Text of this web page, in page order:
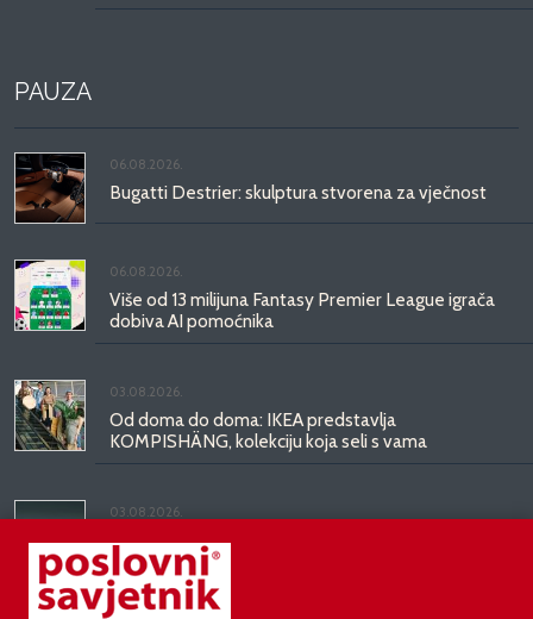
PAUZA
06.08.2026.
Bugatti Destrier: skulptura stvorena za vječnost
06.08.2026.
Više od 13 milijuna Fantasy Premier League igrača
dobiva AI pomoćnika
03.08.2026.
Od doma do doma: IKEA predstavlja
KOMPISHÄNG, kolekciju koja seli s vama
03.08.2026.
Kineski BYD predstavio luksuznu limuzinu veću od
Mercedesove S-klase, obećava domet do 1.000
kilometara